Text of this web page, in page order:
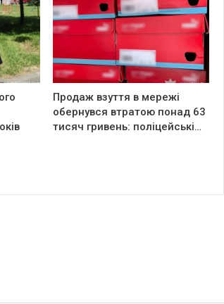
Продаж взуття в мережі
обернувся втратою понад 63
тисяч гривень: поліцейські…